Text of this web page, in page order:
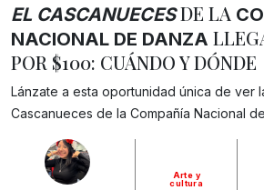
Arte y
cultura
EL CASCANUECESDE LA
NACIONAL DE DANZA
POR $100: CUÁNDO Y DÓNDE
Lánzate a esta oportunidad única de ver
Cascanueces de la Compañía Nacional